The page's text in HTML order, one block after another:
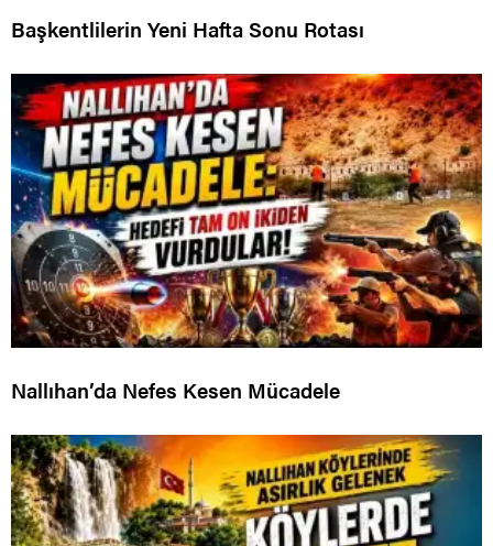
Başkentlilerin Yeni Hafta Sonu Rotası
Nallıhan’da Nefes Kesen Mücadele